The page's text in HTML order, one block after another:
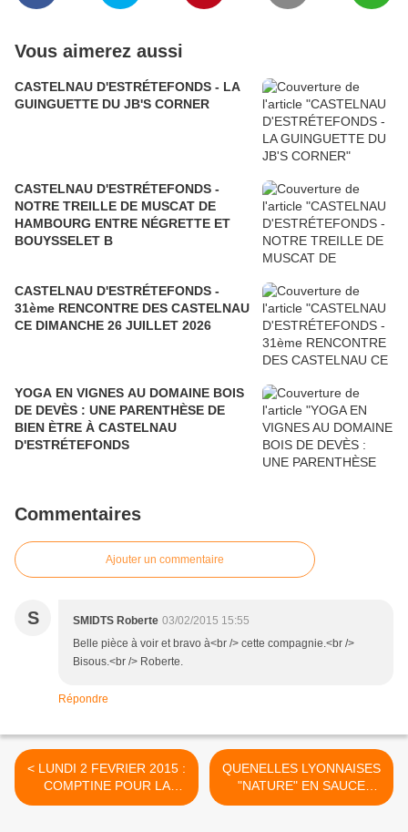
Vous aimerez aussi
CASTELNAU D'ESTRÉTEFONDS - LA
GUINGUETTE DU JB'S CORNER
CASTELNAU D'ESTRÉTEFONDS -
NOTRE TREILLE DE MUSCAT DE
HAMBOURG ENTRE NÉGRETTE ET
BOUYSSELET B
CASTELNAU D'ESTRÉTEFONDS -
31ème RENCONTRE DES CASTELNAU
CE DIMANCHE 26 JUILLET 2026
YOGA EN VIGNES AU DOMAINE BOIS
DE DEVÈS : UNE PARENTHÈSE DE
BIEN ÈTRE À CASTELNAU
D'ESTRÉTEFONDS
Commentaires
Ajouter un commentaire
S SMIDTS Roberte 03/02/2015 15:55
Belle pièce à voir et bravo à<br /> cette compagnie.<br />
Bisous.<br /> Roberte.
Répondre
< LUNDI 2 FEVRIER 2015 :
COMPTINE POUR LA
CHANDELEUR
QUENELLES LYONNAISES
"NATURE" EN SAUCE
BLANCHE >